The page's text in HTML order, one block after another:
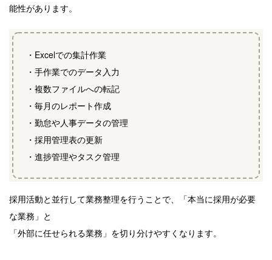
能性があります。
・Excelでの集計作業
・手作業でのデータ入力
・複数ファイルへの転記
・毎月のレポート作成
・勤怠や人事データの管理
・採用管理表の更新
・進捗管理やタスク管理
採用活動と並行して業務整理を行うことで、「本当に採用が必要
な業務」と
「外部に任せられる業務」を切り分けやすくなります。